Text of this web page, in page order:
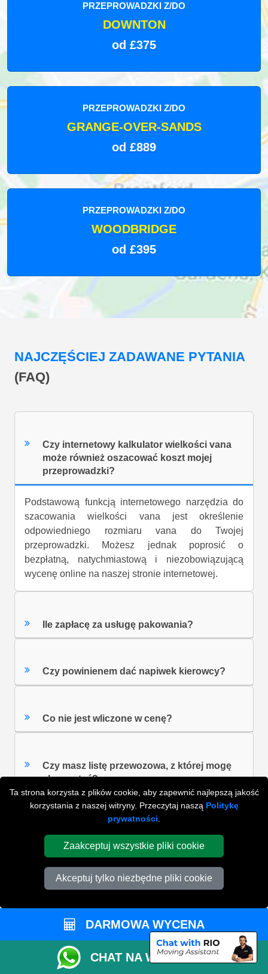
Ta strona korzysta z plików cookie, aby zapewnić najlepszą jakość
korzystania z naszej witryny. Przeczytaj naszą Politykę
prywatności
Zaakceptuj wszystkie pliki cookie
Akceptuj tylko niezbędne pliki cookie
PRZEPROWADZKI Z/DO
DOWNTON
od £375
PRZEPROWADZKI Z/DO
GRANGE-OVER-SANDS
od £889
PRZEPROWADZKI Z/DO
WOODBRIDGE
od £395
NAJCZĘŚCIEJ ZADAWANE PYTANIA
(FAQ)
Czy internetowy kalkulator wielkości vana
może również oszacować koszt mojej
przeprowadzki?
Podstawową funkcją internetowego narzędzia do
szacowania wielkości vana jest określenie
odpowiedniego rozmiaru vana do Twojej
przeprowadzki. Możesz jednak poprosić o
bezpłatną, natychmiastową i niezobowiązującą
wycenę online na naszej stronie internetowej.
Ile zapłacę za usługę pakowania?
Czy powinienem dać napiwek kierowcy?
Co nie jest wliczone w cenę?
Czy masz listę przewozowa, z której mogę
skorzystać?
ZOBACZ WSZYSTKIE FAQ'S
WYSZUKAJ W NAJCZĘŚCIEJ ZADAWANYCH
ZACZNIJ WPISYWAĆ SWOJE PYTANIE I WYBIERZ Z
PONIŻSZYCH WYNIKÓW
DARMOWA WYCENA
CHAT NA WHATSAPP